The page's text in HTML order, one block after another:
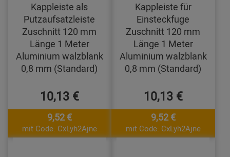
Kappleiste als
Putzaufsatzleiste
Zuschnitt 120 mm
Länge 1 Meter
Aluminium walzblank
0,8 mm (Standard)
10,13 €
9,52 €
mit Code: CxLyh2Ajne
Kappleiste für
Einsteckfuge
Zuschnitt 120 mm
Länge 1 Meter
Aluminium walzblank
0,8 mm (Standard)
10,13 €
9,52 €
mit Code: CxLyh2Ajne